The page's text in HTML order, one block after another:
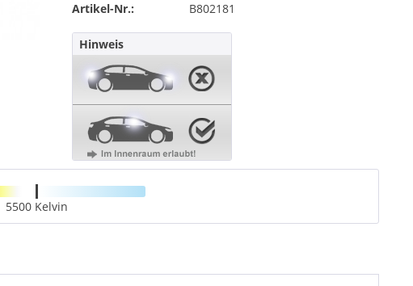
Artikel-Nr.: B802181
Hinweis
5500 Kelvin